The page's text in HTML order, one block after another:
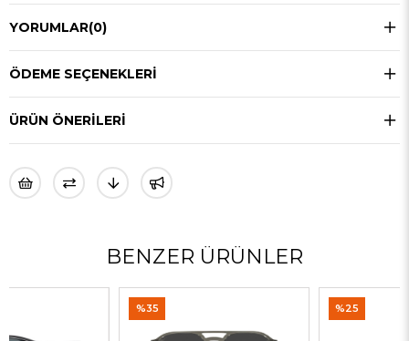
YORUMLAR(0)
ÖDEME SEÇENEKLERI
ÜRÜN ÖNERILERI
BENZER ÜRÜNLER